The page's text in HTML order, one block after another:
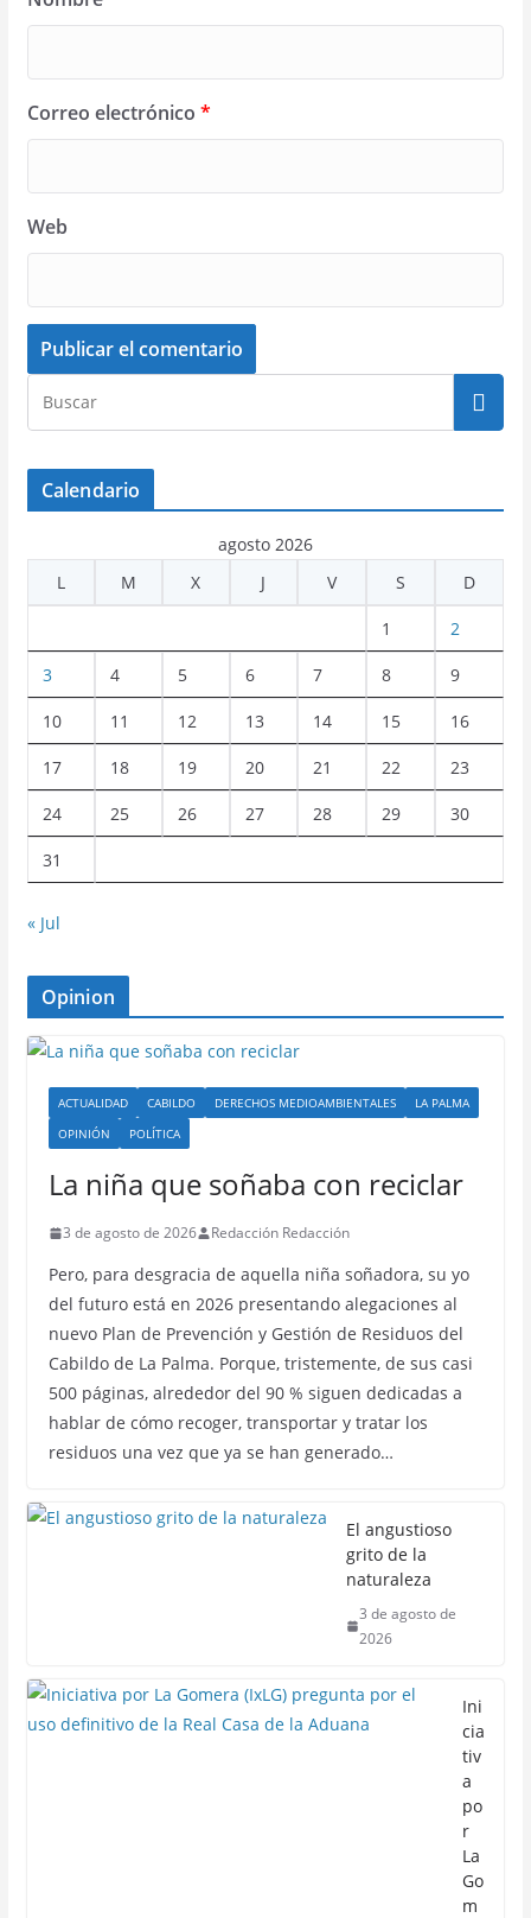
Correo electrónico *
Web
Calendario
agosto 2026
L
M X J V S D
1 2
3 4 5 6 7 8 9
10 11 12 13 14 15 16
17 18 19 20 21 22 23
24 25 26 27 28 29 30
31
« Jul
Opinion
ACTUALIDAD CABILDO DERECHOS MEDIOAMBIENTALES
LA PALMA
OPINIÓN
POLÍTICA
La niña que soñaba con reciclar
3 de agosto de 2026 Redacción Redacción
Pero, para desgracia de aquella niña soñadora, su yo
del futuro está en 2026 presentando alegaciones al
nuevo Plan de Prevención y Gestión de Residuos del
Cabildo de La Palma. Porque, tristemente, de sus casi
500 páginas, alrededor del 90 % siguen dedicadas a
hablar de cómo recoger, transportar y tratar los
residuos una vez que ya se han generado…
El angustioso
grito de la
naturaleza
3 de agosto de
2026
Ini
cia
tiv
a
po
r
La
Go
m